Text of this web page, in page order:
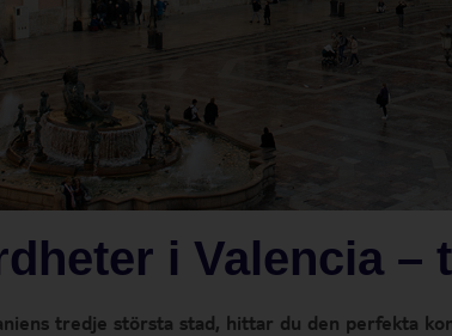
i Valencia –
tredje största stad, hittar du den perfekta